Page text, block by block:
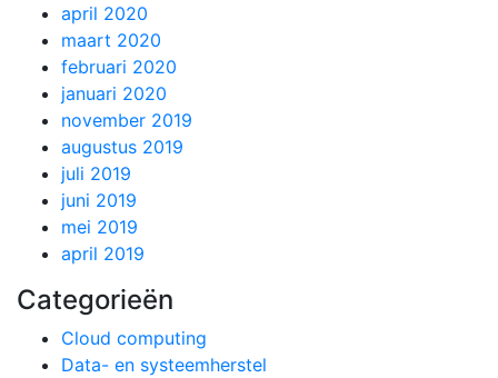
april 2020
maart 2020
februari 2020
januari 2020
november 2019
augustus 2019
juli 2019
juni 2019
mei 2019
april 2019
Categorieën
Cloud computing
Data- en systeemherstel